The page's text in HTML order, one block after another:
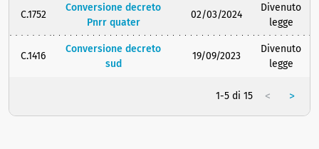
C.1752
Conversione decreto
Pnrr quater
02/03/2024
Divenuto
legge
C.1416
Conversione decreto
sud
19/09/2023
Divenuto
legge
1-5 di 15 < >